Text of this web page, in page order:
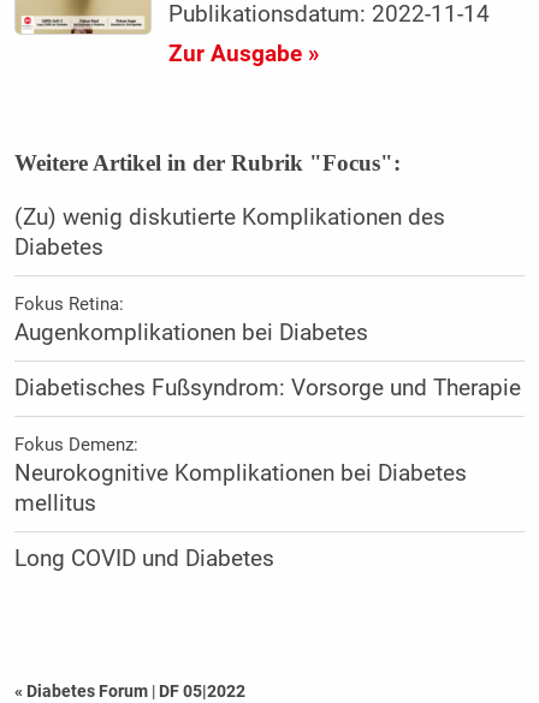
Publikationsdatum: 2022-11-14
Zur Ausgabe »
Weitere Artikel in der Rubrik "Focus":
(Zu) wenig diskutierte Komplikationen des
Diabetes
Fokus Retina:
Augenkomplikationen bei Diabetes
Diabetisches Fußsyndrom: Vorsorge und Therapie
Fokus Demenz:
Neurokognitive Komplikationen bei Diabetes
mellitus
Long COVID und Diabetes
« Diabetes Forum | DF 05|2022